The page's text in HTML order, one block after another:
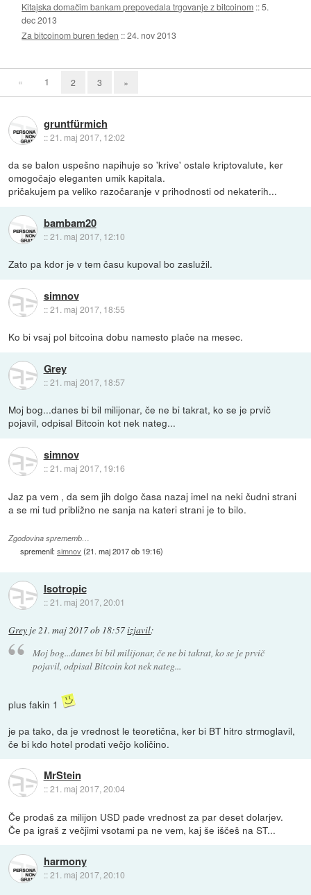
Kitajska domačim bankam prepovedala trgovanje z bitcoinom ::5.
dec 2013
Za bitcoinom buren teden ::24. nov 2013
« 1 2 3 »
gruntfürmich
::21. maj 2017, 12:02
da se balon uspešno napihuje so 'krive' ostale kriptovalute, ker
omogočajo eleganten umik kapitala.
pričakujem pa veliko razočaranje v prihodnosti od nekaterih...
bambam20
::21. maj 2017, 12:10
Zato pa kdor je v tem času kupoval bo zaslužil.
simnov
::21. maj 2017, 18:55
Ko bi vsaj pol bitcoina dobu namesto plače na mesec.
Grey
::21. maj 2017, 18:57
Moj bog...danes bi bil milijonar, če ne bi takrat, ko se je prvič
pojavil, odpisal Bitcoin kot nek nateg...
simnov
::21. maj 2017, 19:16
Jaz pa vem , da sem jih dolgo časa nazaj imel na neki čudni strani
a se mi tud približno ne sanja na kateri strani je to bilo.
Zgodovina sprememb…
spremenil:simnov(21. maj 2017 ob 19:16)
Isotropic
::21. maj 2017, 20:01
Grey je 21. maj 2017 ob 18:57izjavil:
Moj bog...danes bi bil milijonar, če ne bi takrat, ko se je prvič
pojavil, odpisal Bitcoin kot nek nateg...
plus fakin 1
je pa tako, da je vrednost le teoretična, ker bi BT hitro strmoglavil,
če bi kdo hotel prodati večjo količino.
MrStein
::21. maj 2017, 20:04
Če prodaš za milijon USD pade vrednost za par deset dolarjev.
Če pa igraš z večjimi vsotami pa ne vem, kaj še iščeš na ST...
harmony
::21. maj 2017, 20:10